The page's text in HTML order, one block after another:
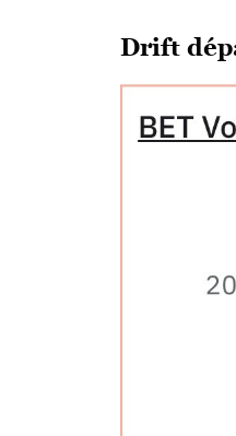
Drift